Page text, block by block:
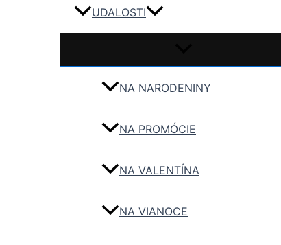
UDALOSTI
NA NARODENINY
NA PROMÓCIE
NA VALENTÍNA
NA VIANOCE